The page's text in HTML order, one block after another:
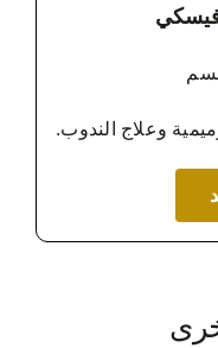
وعلاج الندوب.